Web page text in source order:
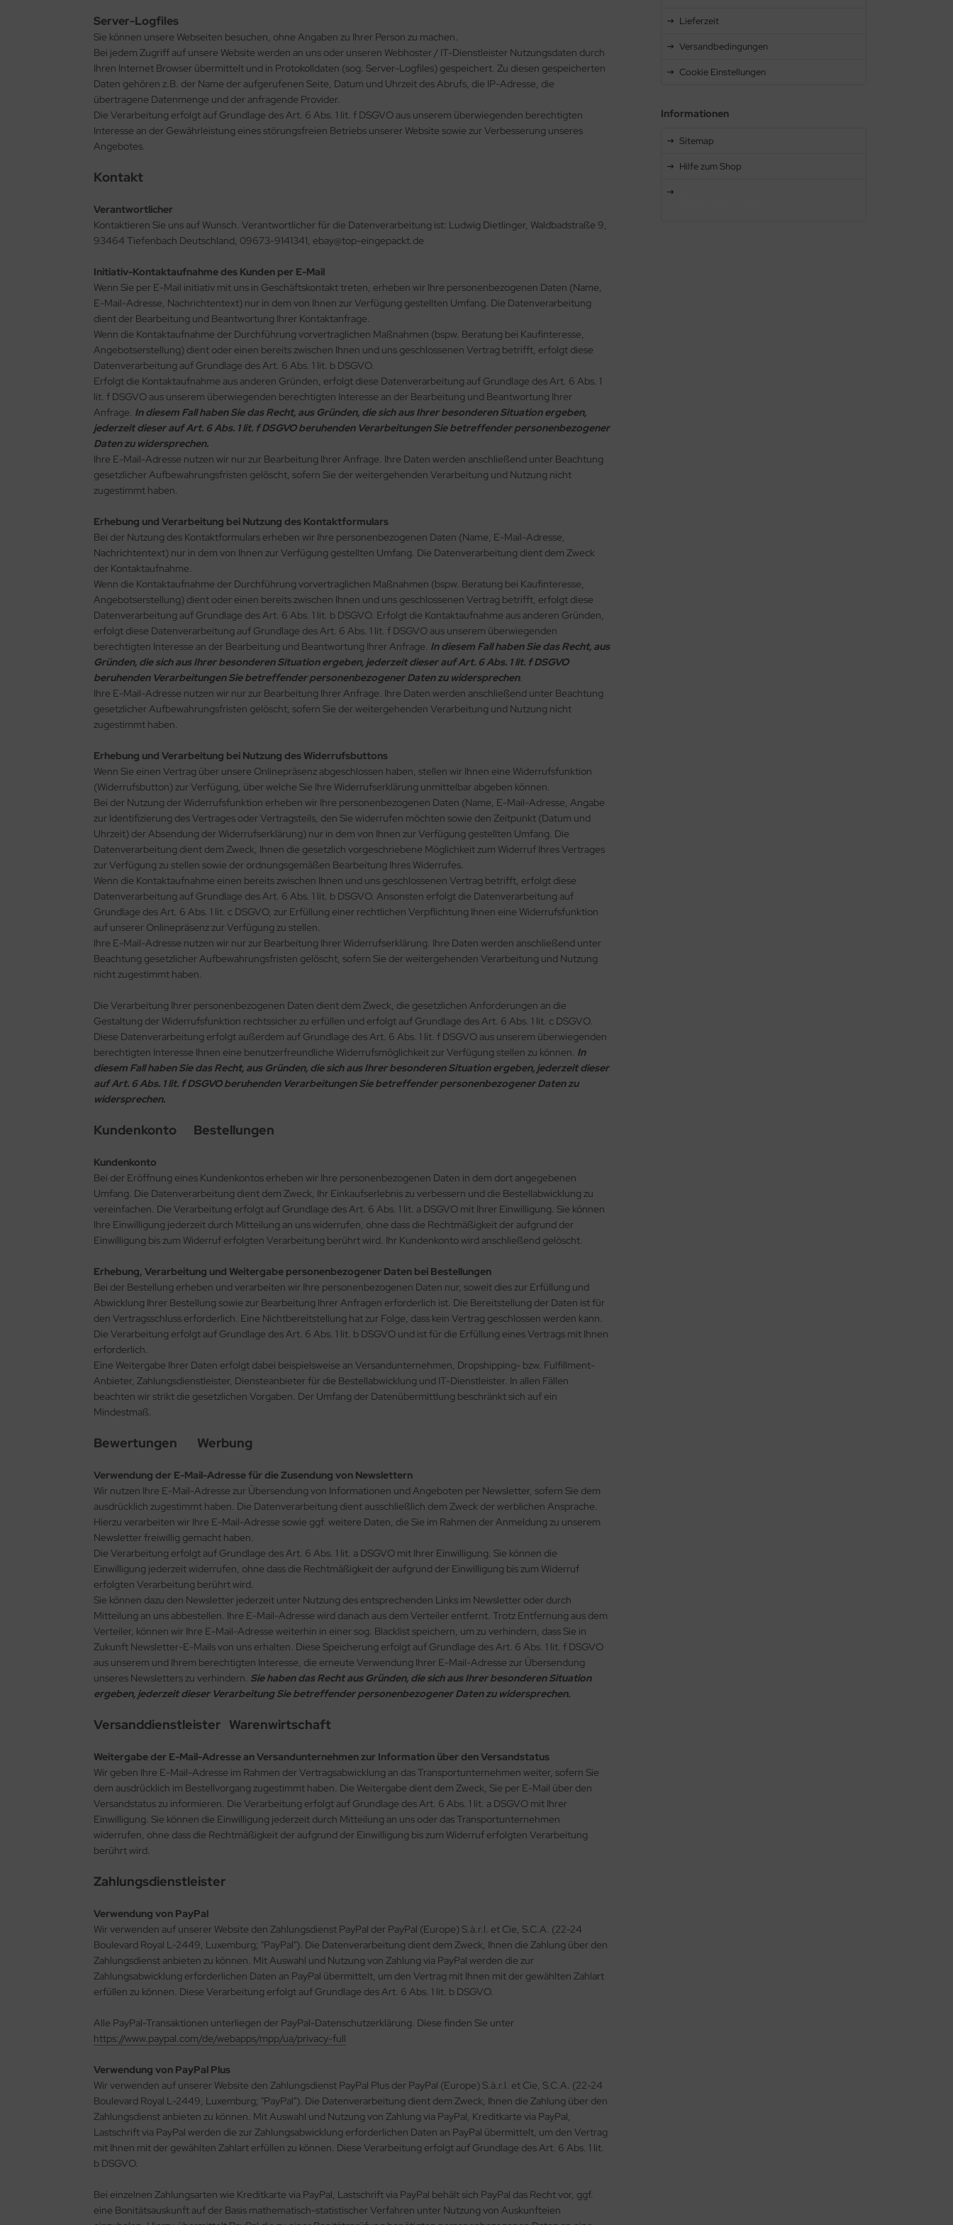
Server-Logfiles
Sie können unsere Webseiten besuchen, ohne Angaben zu Ihrer Person zu machen.
Bei jedem Zugriff auf unsere Website werden an uns oder unseren Webhoster / IT-Dienstleister Nutzungsdaten durch
Ihren Internet Browser übermittelt und in Protokolldaten (sog. Server-Logfiles) gespeichert. Zu diesen gespeicherten
Daten gehören z.B. der Name der aufgerufenen Seite, Datum und Uhrzeit des Abrufs, die IP-Adresse, die
übertragene Datenmenge und der anfragende Provider.
Die Verarbeitung erfolgt auf Grundlage des Art. 6 Abs. 1 lit. f DSGVO aus unserem überwiegenden berechtigten
Interesse an der Gewährleistung eines störungsfreien Betriebs unserer Website sowie zur Verbesserung unseres
Angebotes.
Kontakt
Verantwortlicher
Kontaktieren Sie uns auf Wunsch. Verantwortlicher für die Datenverarbeitung ist: Ludwig Dietlinger, Waldbadstraße 9,
93464 Tiefenbach Deutschland, 09673-9141341, ebay@top-eingepackt.de
Initiativ-Kontaktaufnahme des Kunden per E-Mail
Wenn Sie per E-Mail initiativ mit uns in Geschäftskontakt treten, erheben wir Ihre personenbezogenen Daten (Name,
E-Mail-Adresse, Nachrichtentext) nur in dem von Ihnen zur Verfügung gestellten Umfang. Die Datenverarbeitung
dient der Bearbeitung und Beantwortung Ihrer Kontaktanfrage.
Wenn die Kontaktaufnahme der Durchführung vorvertraglichen Maßnahmen (bspw. Beratung bei Kaufinteresse,
Angebotserstellung) dient oder einen bereits zwischen Ihnen und uns geschlossenen Vertrag betrifft, erfolgt diese
Datenverarbeitung auf Grundlage des Art. 6 Abs. 1 lit. b DSGVO.
Erfolgt die Kontaktaufnahme aus anderen Gründen, erfolgt diese Datenverarbeitung auf Grundlage des Art. 6 Abs. 1
lit. f DSGVO aus unserem überwiegenden berechtigten Interesse an der Bearbeitung und Beantwortung Ihrer
Anfrage. In diesem Fall haben Sie das Recht, aus Gründen, die sich aus Ihrer besonderen Situation ergeben,
jederzeit dieser auf Art. 6 Abs. 1 lit. f DSGVO beruhenden Verarbeitungen Sie betreffender personenbezogener
Daten zu widersprechen.
Ihre E-Mail-Adresse nutzen wir nur zur Bearbeitung Ihrer Anfrage. Ihre Daten werden anschließend unter Beachtung
gesetzlicher Aufbewahrungsfristen gelöscht, sofern Sie der weitergehenden Verarbeitung und Nutzung nicht
zugestimmt haben.
Erhebung und Verarbeitung bei Nutzung des Kontaktformulars
Bei der Nutzung des Kontaktformulars erheben wir Ihre personenbezogenen Daten (Name, E-Mail-Adresse,
Nachrichtentext) nur in dem von Ihnen zur Verfügung gestellten Umfang. Die Datenverarbeitung dient dem Zweck
der Kontaktaufnahme.
Wenn die Kontaktaufnahme der Durchführung vorvertraglichen Maßnahmen (bspw. Beratung bei Kaufinteresse,
Angebotserstellung) dient oder einen bereits zwischen Ihnen und uns geschlossenen Vertrag betrifft, erfolgt diese
Datenverarbeitung auf Grundlage des Art. 6 Abs. 1 lit. b DSGVO. Erfolgt die Kontaktaufnahme aus anderen Gründen,
erfolgt diese Datenverarbeitung auf Grundlage des Art. 6 Abs. 1 lit. f DSGVO aus unserem überwiegenden
berechtigten Interesse an der Bearbeitung und Beantwortung Ihrer Anfrage. In diesem Fall haben Sie das Recht, aus
Gründen, die sich aus Ihrer besonderen Situation ergeben, jederzeit dieser auf Art. 6 Abs. 1 lit. f DSGVO
beruhenden Verarbeitungen Sie betreffender personenbezogener Daten zu widersprechen.
Ihre E-Mail-Adresse nutzen wir nur zur Bearbeitung Ihrer Anfrage. Ihre Daten werden anschließend unter Beachtung
gesetzlicher Aufbewahrungsfristen gelöscht, sofern Sie der weitergehenden Verarbeitung und Nutzung nicht
zugestimmt haben.
Erhebung und Verarbeitung bei Nutzung des Widerrufsbuttons
Wenn Sie einen Vertrag über unsere Onlinepräsenz abgeschlossen haben, stellen wir Ihnen eine Widerrufsfunktion
(Widerrufsbutton) zur Verfügung, über welche Sie Ihre Widerrufserklärung unmittelbar abgeben können.
Bei der Nutzung der Widerrufsfunktion erheben wir Ihre personenbezogenen Daten (Name, E-Mail-Adresse, Angabe
zur Identifizierung des Vertrages oder Vertragsteils, den Sie widerrufen möchten sowie den Zeitpunkt (Datum und
Uhrzeit) der Absendung der Widerrufserklärung) nur in dem von Ihnen zur Verfügung gestellten Umfang. Die
Datenverarbeitung dient dem Zweck, Ihnen die gesetzlich vorgeschriebene Möglichkeit zum Widerruf Ihres Vertrages
zur Verfügung zu stellen sowie der ordnungsgemäßen Bearbeitung Ihres Widerrufes.
Wenn die Kontaktaufnahme einen bereits zwischen Ihnen und uns geschlossenen Vertrag betrifft, erfolgt diese
Datenverarbeitung auf Grundlage des Art. 6 Abs. 1 lit. b DSGVO. Ansonsten erfolgt die Datenverarbeitung auf
Grundlage des Art. 6 Abs. 1 lit. c DSGVO, zur Erfüllung einer rechtlichen Verpflichtung Ihnen eine Widerrufsfunktion
auf unserer Onlinepräsenz zur Verfügung zu stellen.
Ihre E-Mail-Adresse nutzen wir nur zur Bearbeitung Ihrer Widerrufserklärung. Ihre Daten werden anschließend unter
Beachtung gesetzlicher Aufbewahrungsfristen gelöscht, sofern Sie der weitergehenden Verarbeitung und Nutzung
nicht zugestimmt haben.
Die Verarbeitung Ihrer personenbezogenen Daten dient dem Zweck, die gesetzlichen Anforderungen an die
Gestaltung der Widerrufsfunktion rechtssicher zu erfüllen und erfolgt auf Grundlage des Art. 6 Abs. 1 lit. c DSGVO.
Diese Datenverarbeitung erfolgt außerdem auf Grundlage des Art. 6 Abs. 1 lit. f DSGVO aus unserem überwiegenden
berechtigten Interesse Ihnen eine benutzerfreundliche Widerrufsmöglichkeit zur Verfügung stellen zu können. In
diesem Fall haben Sie das Recht, aus Gründen, die sich aus Ihrer besonderen Situation ergeben, jederzeit dieser
auf Art. 6 Abs. 1 lit. f DSGVO beruhenden Verarbeitungen Sie betreffender personenbezogener Daten zu
widersprechen.
Kundenkonto Bestellungen
Kundenkonto
Bei der Eröffnung eines Kundenkontos erheben wir Ihre personenbezogenen Daten in dem dort angegebenen
Umfang. Die Datenverarbeitung dient dem Zweck, Ihr Einkaufserlebnis zu verbessern und die Bestellabwicklung zu
vereinfachen. Die Verarbeitung erfolgt auf Grundlage des Art. 6 Abs. 1 lit. a DSGVO mit Ihrer Einwilligung. Sie können
Ihre Einwilligung jederzeit durch Mitteilung an uns widerrufen, ohne dass die Rechtmäßigkeit der aufgrund der
Einwilligung bis zum Widerruf erfolgten Verarbeitung berührt wird. Ihr Kundenkonto wird anschließend gelöscht.
Erhebung, Verarbeitung und Weitergabe personenbezogener Daten bei Bestellungen
Bei der Bestellung erheben und verarbeiten wir Ihre personenbezogenen Daten nur, soweit dies zur Erfüllung und
Abwicklung Ihrer Bestellung sowie zur Bearbeitung Ihrer Anfragen erforderlich ist. Die Bereitstellung der Daten ist für
den Vertragsschluss erforderlich. Eine Nichtbereitstellung hat zur Folge, dass kein Vertrag geschlossen werden kann.
Die Verarbeitung erfolgt auf Grundlage des Art. 6 Abs. 1 lit. b DSGVO und ist für die Erfüllung eines Vertrags mit Ihnen
erforderlich.
Eine Weitergabe Ihrer Daten erfolgt dabei beispielsweise an Versandunternehmen, Dropshipping- bzw. Fulfillment-
Anbieter, Zahlungsdienstleister, Diensteanbieter für die Bestellabwicklung und IT-Dienstleister. In allen Fällen
beachten wir strikt die gesetzlichen Vorgaben. Der Umfang der Datenübermittlung beschränkt sich auf ein
Mindestmaß.
Bewertungen Werbung
Verwendung der E-Mail-Adresse für die Zusendung von Newslettern
Wir nutzen Ihre E-Mail-Adresse zur Übersendung von Informationen und Angeboten per Newsletter, sofern Sie dem
ausdrücklich zugestimmt haben. Die Datenverarbeitung dient ausschließlich dem Zweck der werblichen Ansprache.
Hierzu verarbeiten wir Ihre E-Mail-Adresse sowie ggf. weitere Daten, die Sie im Rahmen der Anmeldung zu unserem
Newsletter freiwillig gemacht haben.
Die Verarbeitung erfolgt auf Grundlage des Art. 6 Abs. 1 lit. a DSGVO mit Ihrer Einwilligung. Sie können die
Einwilligung jederzeit widerrufen, ohne dass die Rechtmäßigkeit der aufgrund der Einwilligung bis zum Widerruf
erfolgten Verarbeitung berührt wird.
Sie können dazu den Newsletter jederzeit unter Nutzung des entsprechenden Links im Newsletter oder durch
Mitteilung an uns abbestellen. Ihre E-Mail-Adresse wird danach aus dem Verteiler entfernt. Trotz Entfernung aus dem
Verteiler, können wir Ihre E-Mail-Adresse weiterhin in einer sog. Blacklist speichern, um zu verhindern, dass Sie in
Zukunft Newsletter-E-Mails von uns erhalten. Diese Speicherung erfolgt auf Grundlage des Art. 6 Abs. 1 lit. f DSGVO
aus unserem und Ihrem berechtigten Interesse, die erneute Verwendung Ihrer E-Mail-Adresse zur Übersendung
unseres Newsletters zu verhindern. Sie haben das Recht aus Gründen, die sich aus Ihrer besonderen Situation
ergeben, jederzeit dieser Verarbeitung Sie betreffender personenbezogener Daten zu widersprechen.
Versanddienstleister Warenwirtschaft
Weitergabe der E-Mail-Adresse an Versandunternehmen zur Information über den Versandstatus
Wir geben Ihre E-Mail-Adresse im Rahmen der Vertragsabwicklung an das Transportunternehmen weiter, sofern Sie
dem ausdrücklich im Bestellvorgang zugestimmt haben. Die Weitergabe dient dem Zweck, Sie per E-Mail über den
Versandstatus zu informieren. Die Verarbeitung erfolgt auf Grundlage des Art. 6 Abs. 1 lit. a DSGVO mit Ihrer
Einwilligung. Sie können die Einwilligung jederzeit durch Mitteilung an uns oder das Transportunternehmen
widerrufen, ohne dass die Rechtmäßigkeit der aufgrund der Einwilligung bis zum Widerruf erfolgten Verarbeitung
berührt wird.
Zahlungsdienstleister
Verwendung von PayPal
Wir verwenden auf unserer Website den Zahlungsdienst PayPal der PayPal (Europe) S.à.r.l. et Cie, S.C.A. (22-24
Boulevard Royal L-2449, Luxemburg; "PayPal"). Die Datenverarbeitung dient dem Zweck, Ihnen die Zahlung über den
Zahlungsdienst anbieten zu können. Mit Auswahl und Nutzung von Zahlung via PayPal werden die zur
Zahlungsabwicklung erforderlichen Daten an PayPal übermittelt, um den Vertrag mit Ihnen mit der gewählten Zahlart
erfüllen zu können. Diese Verarbeitung erfolgt auf Grundlage des Art. 6 Abs. 1 lit. b DSGVO.
Alle PayPal-Transaktionen unterliegen der PayPal-Datenschutzerklärung. Diese finden Sie unter
https://www.paypal.com/de/webapps/mpp/ua/privacy-full
Verwendung von PayPal Plus
Wir verwenden auf unserer Website den Zahlungsdienst PayPal Plus der PayPal (Europe) S.à.r.l. et Cie, S.C.A. (22-24
Boulevard Royal L-2449, Luxemburg; "PayPal"). Die Datenverarbeitung dient dem Zweck, Ihnen die Zahlung über den
Zahlungsdienst anbieten zu können. Mit Auswahl und Nutzung von Zahlung via PayPal, Kreditkarte via PayPal,
Lastschrift via PayPal werden die zur Zahlungsabwicklung erforderlichen Daten an PayPal übermittelt, um den Vertrag
mit Ihnen mit der gewählten Zahlart erfüllen zu können. Diese Verarbeitung erfolgt auf Grundlage des Art. 6 Abs. 1 lit.
b DSGVO.
Bei einzelnen Zahlungsarten wie Kreditkarte via PayPal, Lastschrift via PayPal behält sich PayPal das Recht vor, ggf.
eine Bonitätsauskunft auf der Basis mathematisch-statistischer Verfahren unter Nutzung von Auskunfteien
Lieferzeit
Versandbedingungen
Cookie Einstellungen
Informationen
Sitemap
Hilfe zum Shop
2-WELLIG 500-699MM